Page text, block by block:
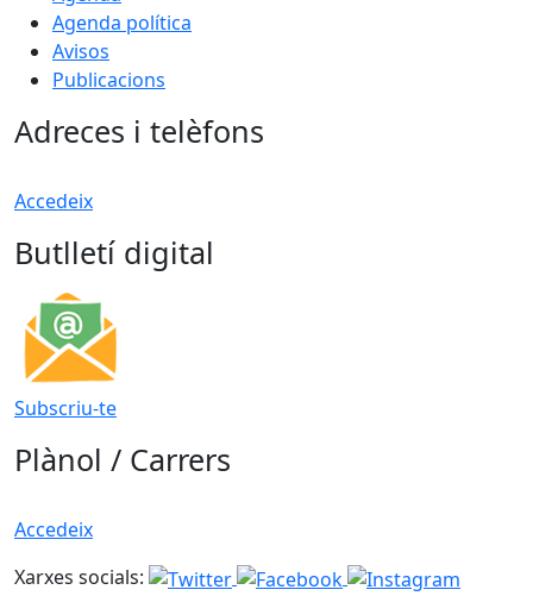
Agenda política
Avisos
Publicacions
Adreces i telèfons
Accedeix
Butlletí digital
Subscriu-te
Plànol / Carrers
Accedeix
Xarxes socials: